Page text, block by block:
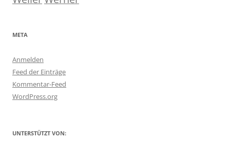
META
Anmelden
Feed der Einträge
Kommentar-Feed
WordPress.org
UNTERSTÜTZT VON: